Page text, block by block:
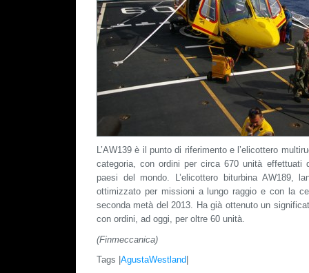
L’AW139 è il punto di riferimento e l’elicottero
categoria, con ordini per circa 670 unità effettuati
paesi del mondo. L’elicottero biturbina AW189,
ottimizzato per missioni a lungo raggio e con la
seconda metà del 2013. Ha già ottenuto un
con ordini, ad oggi, per oltre 60 unità.
(Finmeccanica)
Tags | AgustaWestland